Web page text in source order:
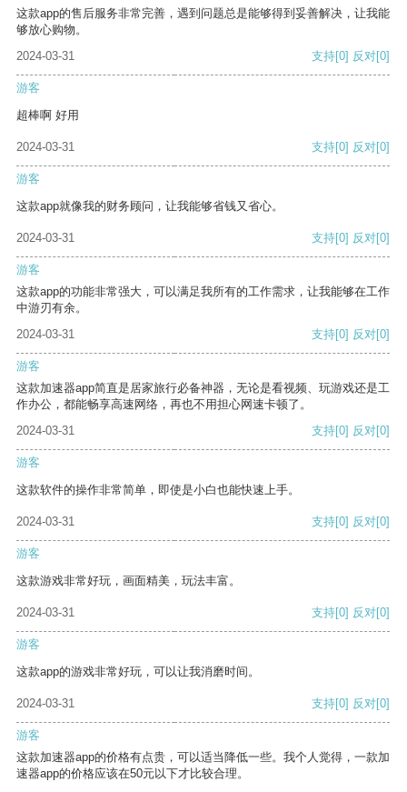
这款app的售后服务非常完善，遇到问题总是能够得到妥善解决，让我能
够放心购物。
2024-03-31
支持[0] 反对[0]
游客
超棒啊 好用
2024-03-31 支持[0] 反对[0]
游客
这款app就像我的财务顾问，让我能够省钱又省心。
2024-03-31 支持[0] 反对[0]
游客
这款app的功能非常强大，可以满足我所有的工作需求，让我能够在工作
中游刃有余。
2024-03-31
支持[0] 反对[0]
游客
这款加速器app简直是居家旅行必备神器，无论是看视频、玩游戏还是工
作办公，都能畅享高速网络，再也不用担心网速卡顿了。
2024-03-31
支持[0] 反对[0]
游客
这款软件的操作非常简单，即使是小白也能快速上手。
2024-03-31 支持[0] 反对[0]
游客
这款游戏非常好玩，画面精美，玩法丰富。
2024-03-31 支持[0] 反对[0]
游客
这款app的游戏非常好玩，可以让我消磨时间。
2024-03-31 支持[0] 反对[0]
游客
这款加速器app的价格有点贵，可以适当降低一些。我个人觉得，一款加
速器app的价格应该在50元以下才比较合理。